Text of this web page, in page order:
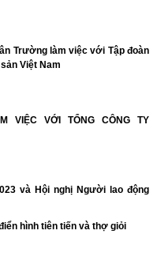
Trường làm việc với Tập đoàn
Việt Nam
VIỆC VỚI TỔNG CÔNG TY
và Hội nghị Người lao động
hình tiên tiến và thợ giỏi